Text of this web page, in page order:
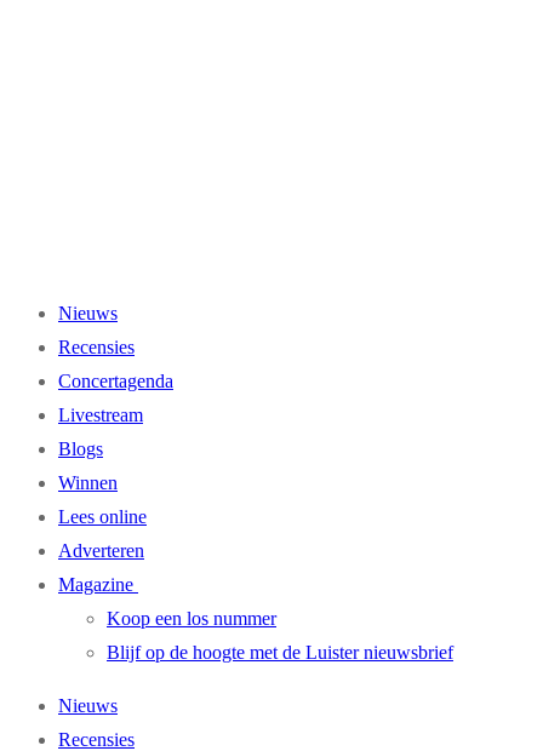
Nieuws
Recensies
Concertagenda
Livestream
Blogs
Winnen
Lees online
Adverteren
Magazine
Koop een los nummer
Blijf op de hoogte met de Luister nieuwsbrief
Nieuws
Recensies